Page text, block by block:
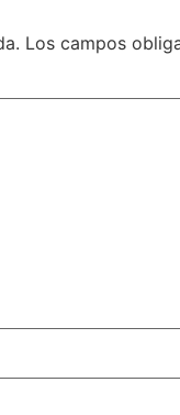
Los campos